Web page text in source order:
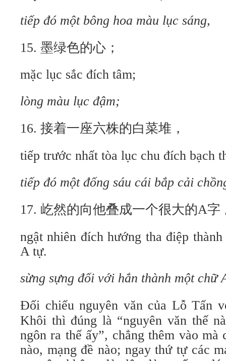
tiếp đó một bông hoa màu lục sáng,
15. 墨绿色的心；
mặc lục sắc đích tâm;
lòng màu lục đậm;
16. 接着一座六株的白菜堆，
tiếp trước nhất tòa lục chu đích bạch
tiếp đó một đống sáu cái bắp cải
17. 屹然的向他叠成一个很大的A字
ngật nhiên đích hướng tha điệp
A tự.
sừng sựng đối với hắn thành một chữ
Đối chiếu nguyên văn của Lỗ Tấn
Khôi thì đúng là “nguyên văn thế
ngôn ra thế ấy”, chẳng thêm vào mà
nào, mạng đề nào; ngay thứ tự các